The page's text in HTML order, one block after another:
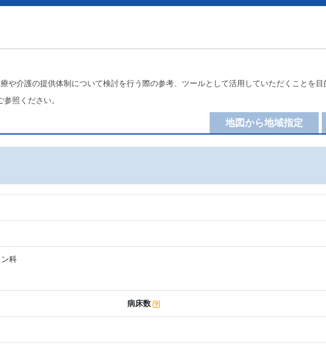
介護の提供体制について検討を行う際の参考、ツールとして活用していただくことを目
参照ください。
地図から地域指定
科
病床数